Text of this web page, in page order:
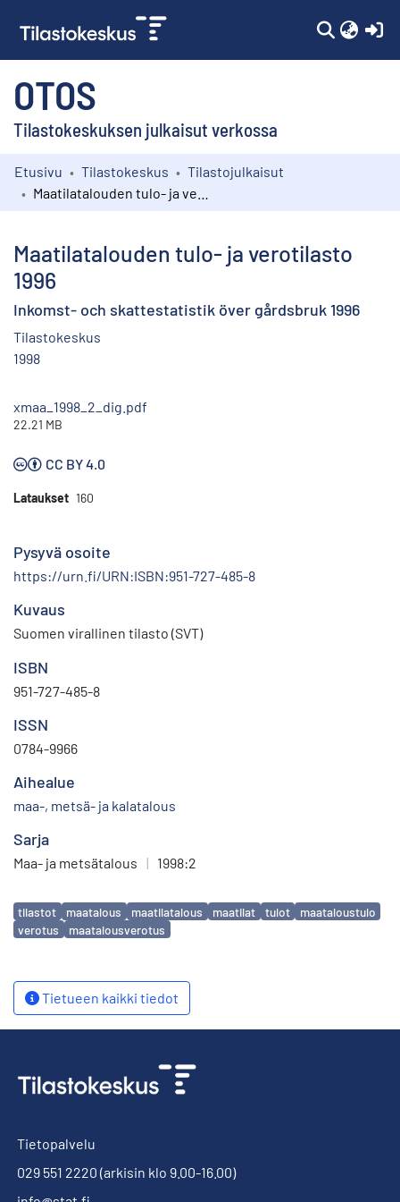
OTOS
Tilastokeskuksen julkaisut verkossa
Kokoelmat
Etusivu Tilastokeskus
Tilastojulkaisut
Maatilatalouden tulo- ja verotilasto
1996
Inkomst- och skattestatistik över gårdsbruk 1996
Tilastokeskus
1998
xmaa_1998_2_dig.pdf
22.21 MB
CC BY 4.0
Lataukset 160
Pysyvä osoite
https://urn.fi/URN:ISBN:951-727-485-8
Kuvaus
Suomen virallinen tilasto (SVT)
ISBN
951-727-485-8
ISSN
0784-9966
Aihealue
maa-, metsä- ja kalatalous
Sarja
Maa- ja metsätalous | 1998:2
Avainsanat
tilastot maatalous maatilatalous maatilat tulot
maataloustulo
verotus
maatalousverotus
Tietueen kaikki tiedot
Tietopalvelu
029 551 2220 (arkisin klo 9.00-16.00)